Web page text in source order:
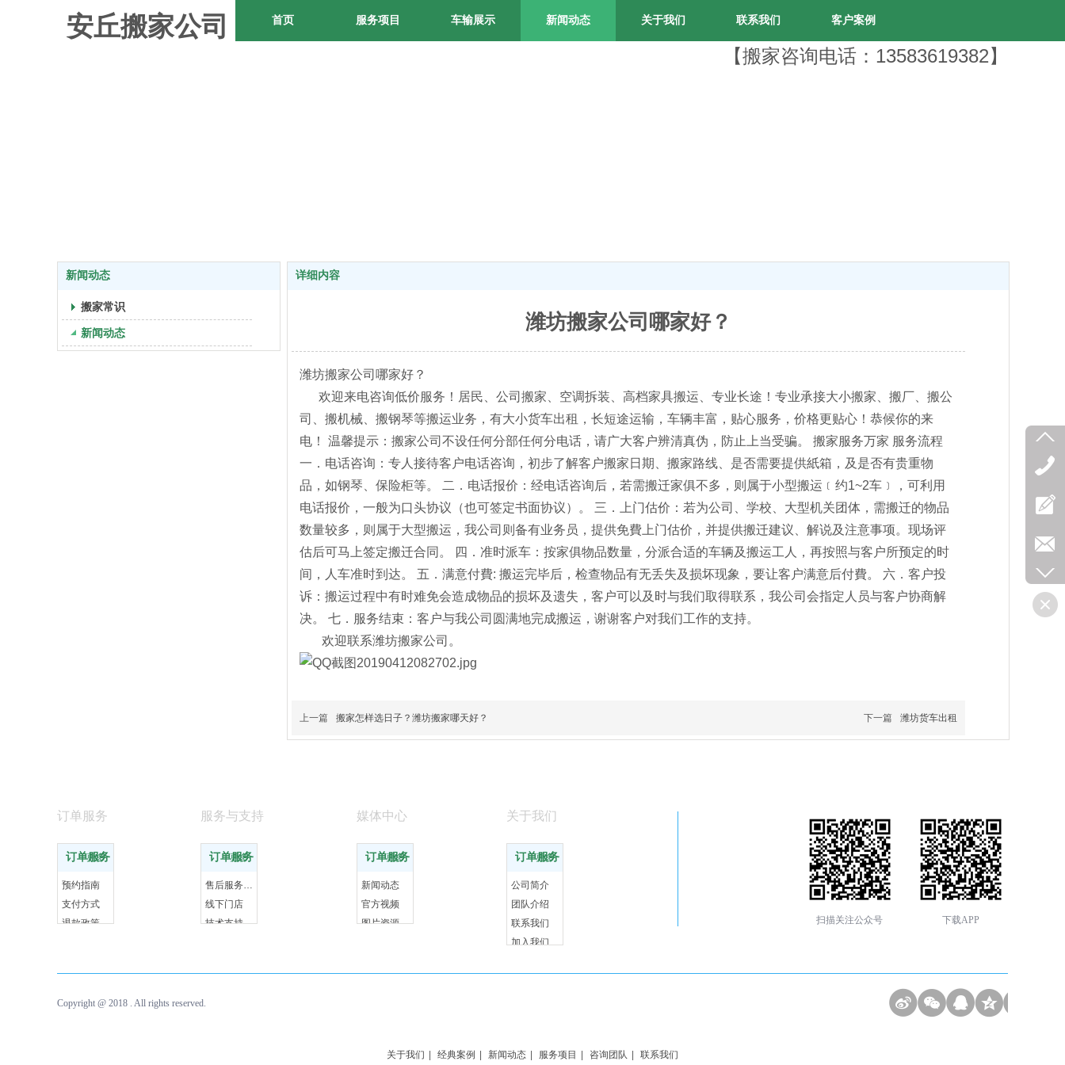
安丘搬家公司
【搬家咨询电话：13583619382】
首页 服务项目 车输展示 新闻动态 关于我们 联系我们 客户案例
新闻动态
搬家常识
新闻动态
详细内容
潍坊搬家公司哪家好？
潍坊搬家公司哪家好？
欢迎来电咨询低价服务！居民、公司搬家、空调拆装、高档家具搬运、专业长途！专业承接大小搬家、搬厂、搬公
司、搬机械、搬钢琴等搬运业务，有大小货车出租，长短途运输，车辆丰富，贴心服务，价格更贴心！恭候你的来
电！ 温馨提示：搬家公司不设任何分部任何分电话，请广大客户辨清真伪，防止上当受骗。 搬家服务万家 服务流程
一．电话咨询：专人接待客户电话咨询，初步了解客户搬家日期、搬家路线、是否需要提供紙箱，及是否有贵重物
品，如钢琴、保险柜等。 二．电话报价：经电话咨询后，若需搬迁家俱不多，则属于小型搬运﹝约1~2车﹞，可利用
电话报价，一般为口头协议（也可签定书面协议）。 三．上门估价：若为公司、学校、大型机关团体，需搬迁的物品
数量较多，则属于大型搬运，我公司则备有业务员，提供免費上门估价，并提供搬迁建议、解说及注意事项。现场评
估后可马上签定搬迁合同。 四．准时派车：按家俱物品数量，分派合适的车辆及搬运工人，再按照与客户所预定的时
间，人车准时到达。 五．满意付費: 搬运完毕后，检查物品有无丢失及损坏现象，要让客户满意后付費。 六．客户投
诉：搬运过程中有时难免会造成物品的损坏及遗失，客户可以及时与我们取得联系，我公司会指定人员与客户协商解
决。 七．服务结束：客户与我公司圆满地完成搬运，谢谢客户对我们工作的支持。
欢迎联系潍坊搬家公司。
上一篇 搬家怎样选日子？潍坊搬家哪天好？ 下一篇 潍坊货车出租
订单服务
更多
预约指南
支付方式
退款政策
订单服务
更多
售后服务政策
线下门店
技术支持
订单服务
更多
新闻动态
官方视频
图片资源
订单服务
更多
公司简介
团队介绍
联系我们
加入我们
订单服务 服务与支持 媒体中心 关于我们
Copyright @ 2018 . All rights reserved.
扫描关注公众号 下载APP
关于我们 经典案例 新闻动态 服务项目 咨询团队 联系我们